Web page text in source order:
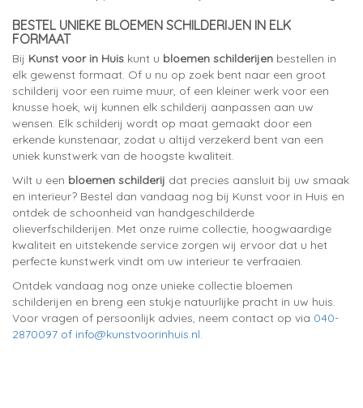
BESTEL UNIEKE BLOEMEN SCHILDERIJEN IN ELK
FORMAAT
Bij Kunst voor in Huis kunt u bloemen schilderijen bestellen in
elk gewenst formaat. Of u nu op zoek bent naar een groot
schilderij voor een ruime muur, of een kleiner werk voor een
knusse hoek, wij kunnen elk schilderij aanpassen aan uw
wensen. Elk schilderij wordt op maat gemaakt door een
erkende kunstenaar, zodat u altijd verzekerd bent van een
uniek kunstwerk van de hoogste kwaliteit.
Wilt u een bloemen schilderij dat precies aansluit bij uw smaak
en interieur? Bestel dan vandaag nog bij Kunst voor in Huis en
ontdek de schoonheid van handgeschilderde
olieverfschilderijen. Met onze ruime collectie, hoogwaardige
kwaliteit en uitstekende service zorgen wij ervoor dat u het
perfecte kunstwerk vindt om uw interieur te verfraaien.
Ontdek vandaag nog onze unieke collectie bloemen
schilderijen en breng een stukje natuurlijke pracht in uw huis.
Voor vragen of persoonlijk advies, neem contact op via 040-
2870097 of info@kunstvoorinhuis.nl.